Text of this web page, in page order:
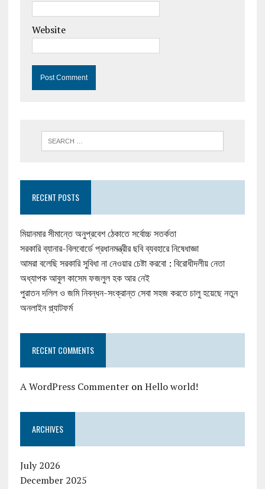
Website
RECENT POSTS
মিয়ানমার সীমান্তে অনুপ্রবেশ ঠেকাতে সর্বোচ্চ সতর্কতা
সরকারি ব্যানার-বিলবোর্ডে প্রধানমন্ত্রীর ছবি ব্যবহারে নিষেধাজ্ঞা
আমরা বলেছি সরকারি সুবিধা না নেওয়ার চেষ্টা করবো : বিরোধীদলীয় নেতা
অধ্যাপক আবুল কাসেম ফজলুল হক আর নেই
পুরাতন দলিল ও জমি নিবন্ধন-সংক্রান্ত সেবা সহজ করতে চালু হয়েছে নতুন
অনলাইন প্ল্যাটফর্ম
RECENT COMMENTS
A WordPress CommenteronHello world!
ARCHIVES
July 2026
December 2025